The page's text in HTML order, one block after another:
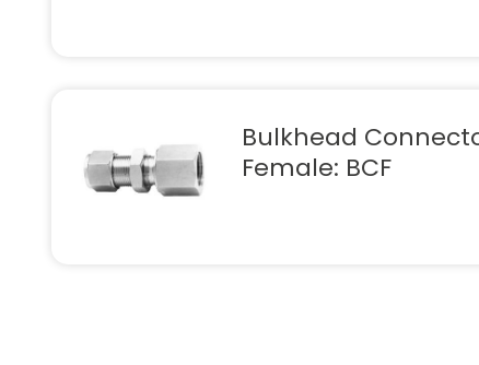
Bulkhead
Female: BCF